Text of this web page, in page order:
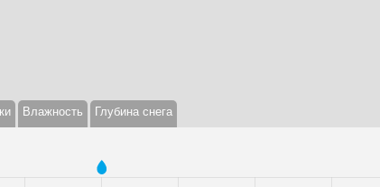
Влажность Глубина снега